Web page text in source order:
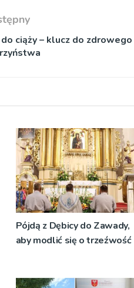
ciąży – klucz do zdrowego
Pójdą z Dębicy do Zawady,
aby modlić się o trzeźwość